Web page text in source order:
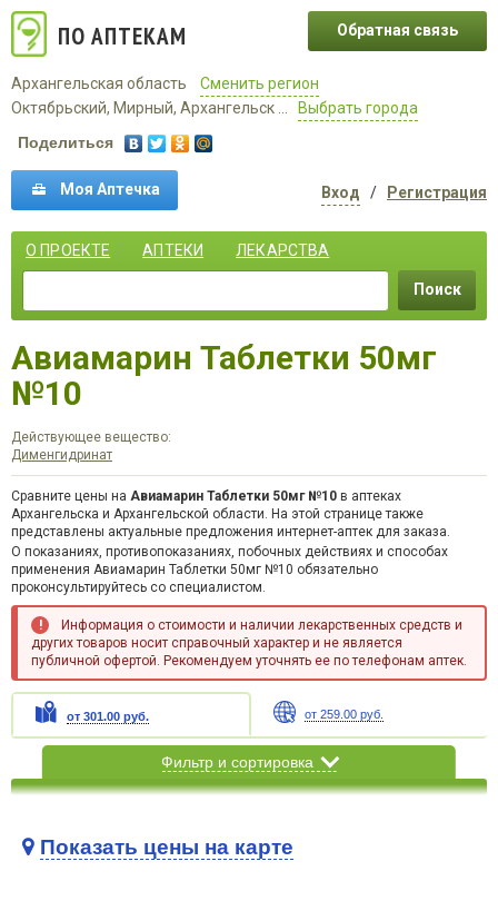
ПО АПТЕКАМ
Архангельская область
Сменить регион
Октябрьский, Мирный, Архангельск ...
Выбрать города
Обратная связь
Поделиться
Моя Аптечка Вход / Регистрация
О ПРОЕКТЕ АПТЕКИ ЛЕКАРСТВА
Поиск
Авиамарин Таблетки 50мг
№10
Действующее вещество:
Дименгидринат
Сравните цены на Авиамарин Таблетки 50мг №10 в аптеках
Архангельска и Архангельской области. На этой странице также
представлены актуальные предложения интернет-аптек для заказа.
О показаниях, противопоказаниях, побочных действиях и способах
применения Авиамарин Таблетки 50мг №10 обязательно
проконсультируйтесь со специалистом.
Информация о стоимости и наличии лекарственных средств и
других товаров носит справочный характер и не является
публичной офертой. Рекомендуем уточнять ее по телефонам аптек.
от 301.00 руб. от 259.00 руб.
Фильтр и сортировка
Показать цены на карте